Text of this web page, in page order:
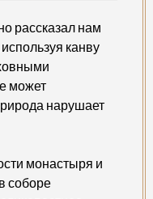
рассказал нам
канву
может
нарушает
монастыря и
соборе